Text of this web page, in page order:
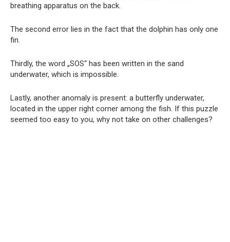
breathing apparatus on the back.
The second error lies in the fact that the dolphin has only one
fin.
Thirdly, the word „SOS“ has been written in the sand
underwater, which is impossible.
Lastly, another anomaly is present: a butterfly underwater,
located in the upper right corner among the fish. If this puzzle
seemed too easy to you, why not take on other challenges?